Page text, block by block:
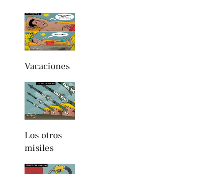
Vacaciones
Los otros
misiles